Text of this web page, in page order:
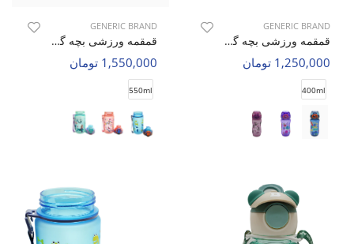
GENERIC BRAND
قمقمه ورزشی بچه گانه بدون برند Animal Sip C
1,250,000 تومان
400ml
GENERIC BRAND
قمقمه ورزشی بچه گانه بدون برند Tiny Zoo C
1,550,000 تومان
550ml